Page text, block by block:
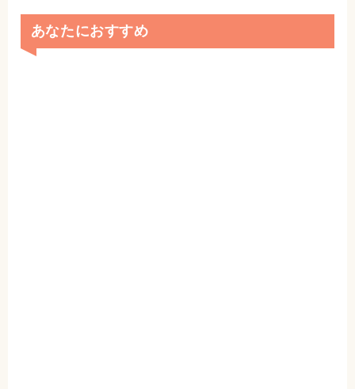
あなたにおすすめ